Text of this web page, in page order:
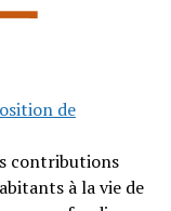
de
contributions
à la vie de